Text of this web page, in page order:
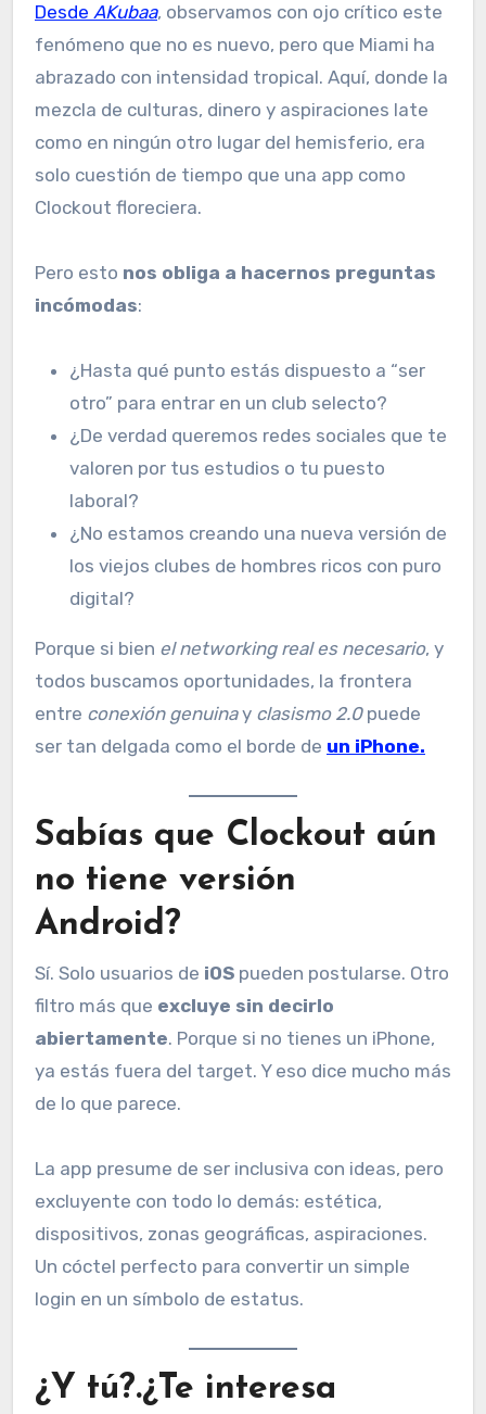
Desde AKubaa, observamos con ojo crítico este
fenómeno que no es nuevo, pero que Miami ha
abrazado con intensidad tropical. Aquí, donde la
mezcla de culturas, dinero y aspiraciones late
como en ningún otro lugar del hemisferio, era
solo cuestión de tiempo que una app como
Clockout floreciera.
Pero esto nos obliga a hacernos preguntas
incómodas:
¿Hasta qué punto estás dispuesto a “ser
otro” para entrar en un club selecto?
¿De verdad queremos redes sociales que te
valoren por tus estudios o tu puesto
laboral?
¿No estamos creando una nueva versión de
los viejos clubes de hombres ricos con puro
digital?
Porque si bien el networking real es necesario, y
todos buscamos oportunidades, la frontera
entre conexión genuinay clasismo 2.0puede
ser tan delgada como el borde de un iPhone.
Sabías que Clockout aún
no tiene versión
Android?
Sí. Solo usuarios de iOS pueden postularse. Otro
filtro más que excluye sin decirlo
abiertamente. Porque si no tienes un iPhone,
ya estás fuera del target. Y eso dice mucho más
de lo que parece.
La app presume de ser inclusiva con ideas, pero
excluyente con todo lo demás: estética,
dispositivos, zonas geográficas, aspiraciones.
Un cóctel perfecto para convertir un simple
login en un símbolo de estatus.
¿Y tú?.¿Te interesa